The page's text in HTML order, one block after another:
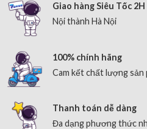
Giao hàng Siêu Tốc 2H
Nội thành Hà Nội
100% chính hãng
Cam kết chất lượng sản
Thanh toán dễ dàng
Đa dạng phương thức